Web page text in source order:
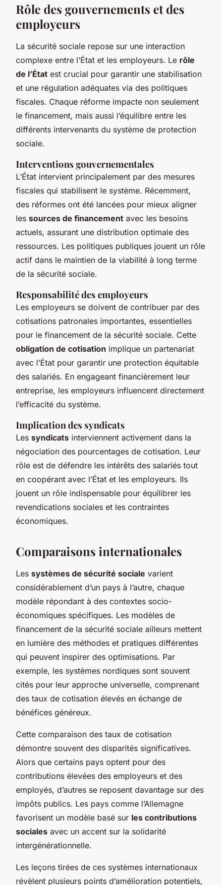
Rôle des gouvernements et des
employeurs
La sécurité sociale repose sur une interaction
complexe entre l’État et les employeurs. Le rôle
de l’État est crucial pour garantir une stabilisation
et une régulation adéquates via des politiques
fiscales. Chaque réforme impacte non seulement
le financement, mais aussi l’équilibre entre les
différents intervenants du système de protection
sociale.
Interventions gouvernementales
L’État intervient principalement par des mesures
fiscales qui stabilisent le système. Récemment,
des réformes ont été lancées pour mieux aligner
les sources de financement avec les besoins
actuels, assurant une distribution optimale des
ressources. Les politiques publiques jouent un rôle
actif dans le maintien de la viabilité à long terme
de la sécurité sociale.
Responsabilité des employeurs
Les employeurs se doivent de contribuer par des
cotisations patronales importantes, essentielles
pour le financement de la sécurité sociale. Cette
obligation de cotisation implique un partenariat
avec l’État pour garantir une protection équitable
des salariés. En engageant financièrement leur
entreprise, les employeurs influencent directement
l’efficacité du système.
Implication des syndicats
Les syndicats interviennent activement dans la
négociation des pourcentages de cotisation. Leur
rôle est de défendre les intérêts des salariés tout
en coopérant avec l’État et les employeurs. Ils
jouent un rôle indispensable pour équilibrer les
revendications sociales et les contraintes
économiques.
Comparaisons internationales
Les systèmes de sécurité sociale varient
considérablement d’un pays à l’autre, chaque
modèle répondant à des contextes socio-
économiques spécifiques. Les modèles de
financement de la sécurité sociale ailleurs mettent
en lumière des méthodes et pratiques différentes
qui peuvent inspirer des optimisations. Par
exemple, les systèmes nordiques sont souvent
cités pour leur approche universelle, comprenant
des taux de cotisation élevés en échange de
bénéfices généreux.
Cette comparaison des taux de cotisation
démontre souvent des disparités significatives.
Alors que certains pays optent pour des
contributions élevées des employeurs et des
employés, d’autres se reposent davantage sur des
impôts publics. Les pays comme l’Allemagne
favorisent un modèle basé sur les contributions
sociales avec un accent sur la solidarité
intergénérationnelle.
Les leçons tirées de ces systèmes internationaux
révèlent plusieurs points d’amélioration potentiels,